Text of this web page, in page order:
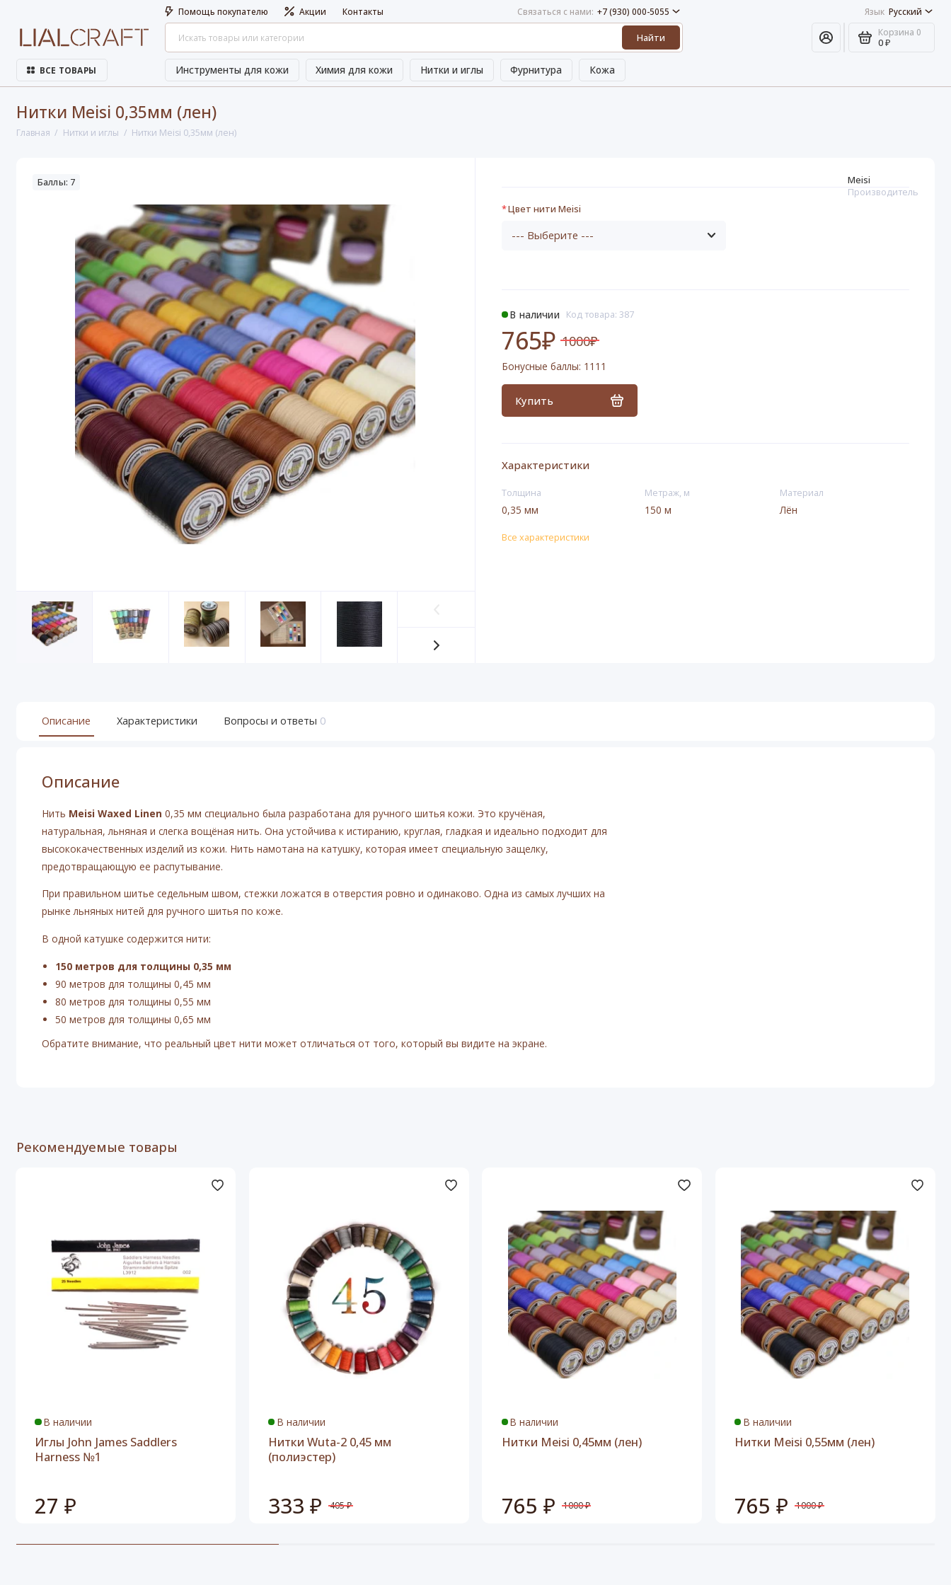
Помощь покупателю Акции Контакты Связаться с нами: +7 (930) 000-5055 Язык Русский
Найти Корзина 0
0 ₽
ВСЕ ТОВАРЫ Инструменты для кожи Химия для кожи Нитки и иглы Фурнитура Кожа
Нитки Meisi 0,35мм (лен)
Главная Нитки и иглы Нитки Meisi 0,35мм (лен)
Баллы: 7
В наличии Код товара: 387
Meisi
Производитель
765₽ 1000₽
Бонусные баллы: 1111
Купить
Цвет нити Meisi
Характеристики
Толщина
0,35 мм
Метраж, м
150 м
Материал
Лён
Все характеристики
Описание Характеристики Вопросы и ответы 0
Описание
Нить Meisi Waxed Linen 0,35 мм специально была разработана для ручного шитья кожи. Это кручёная,
натуральная, льняная и слегка вощёная нить. Она устойчива к истиранию, круглая, гладкая и идеально подходит для
высококачественных изделий из кожи. Нить намотана на катушку, которая имеет специальную защелку,
предотвращающую ее распутывание.
При правильном шитье седельным швом, стежки ложатся в отверстия ровно и одинаково. Одна из самых лучших на
рынке льняных нитей для ручного шитья по коже.
В одной катушке содержится нити:
150 метров для толщины 0,35 мм
90 метров для толщины 0,45 мм
80 метров для толщины 0,55 мм
50 метров для толщины 0,65 мм
Обратите внимание, что реальный цвет нити может отличаться от того, который вы видите на экране.
Рекомендуемые товары
В наличии
Иглы John James Saddlers
Harness №1
27 ₽
В наличии
Нитки Wuta-2 0,45 мм
(полиэстер)
333 ₽ 405 ₽
В наличии
Нитки Meisi 0,45мм (лен)
765 ₽ 1000 ₽
В наличии
Нитки Meisi 0,55мм (лен)
765 ₽ 1000 ₽